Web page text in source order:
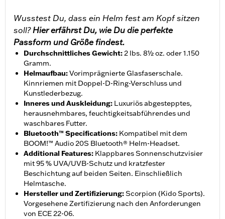
Wusstest Du, dass ein Helm fest am Kopf sitzen
soll?Hier erfährst Du, wie Du die perfekte
Passform und Größe findest.
Durchschnittliches Gewicht:2 lbs. 8½ oz. oder 1.150
Gramm.
Helmaufbau:Vorimprägnierte Glasfaserschale.
Kinnriemen mit Doppel-D-Ring-Verschluss und
Kunstlederbezug.
Inneres und Auskleidung: Luxuriös abgestepptes,
herausnehmbares, feuchtigkeitsabführendes und
waschbares Futter.
Bluetooth™ Specifications: Kompatibel mit dem
BOOM!™ Audio 20S Bluetooth® Helm-Headset.
Additional Features: Klappbares Sonnenschutzvisier
mit 95 % UVA/UVB-Schutz und kratzfester
Beschichtung auf beiden Seiten. Einschließlich
Helmtasche.
Hersteller und Zertifizierung:Scorpion (Kido Sports).
Vorgesehene Zertifizierung nach den Anforderungen
von ECE 22-06.